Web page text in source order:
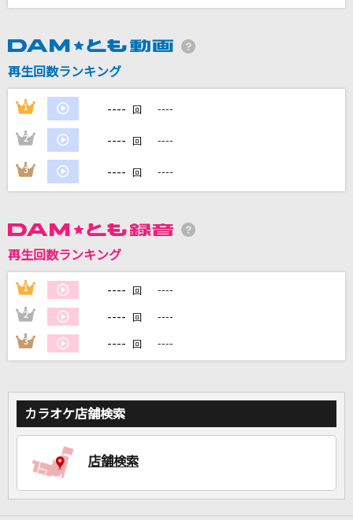
RADWIMPS
[生音]ボクノート
スキマスイッチ
二度寝
Creepy Nuts
藍井エイル
[良音]COLORS
FLOW
カラオケをもっと楽しもう！
再生回数ランキング
1 ---- 回 ----
2 ---- 回 ----
3 ---- 回 ----
再生回数ランキング
1 ---- 回 ----
2 ---- 回 ----
3 ---- 回 ----
カラオケ店舗検索
店舗検索